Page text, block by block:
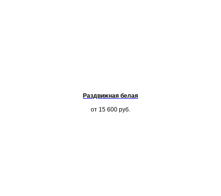
Раздвижная белая
от 15 600 руб.